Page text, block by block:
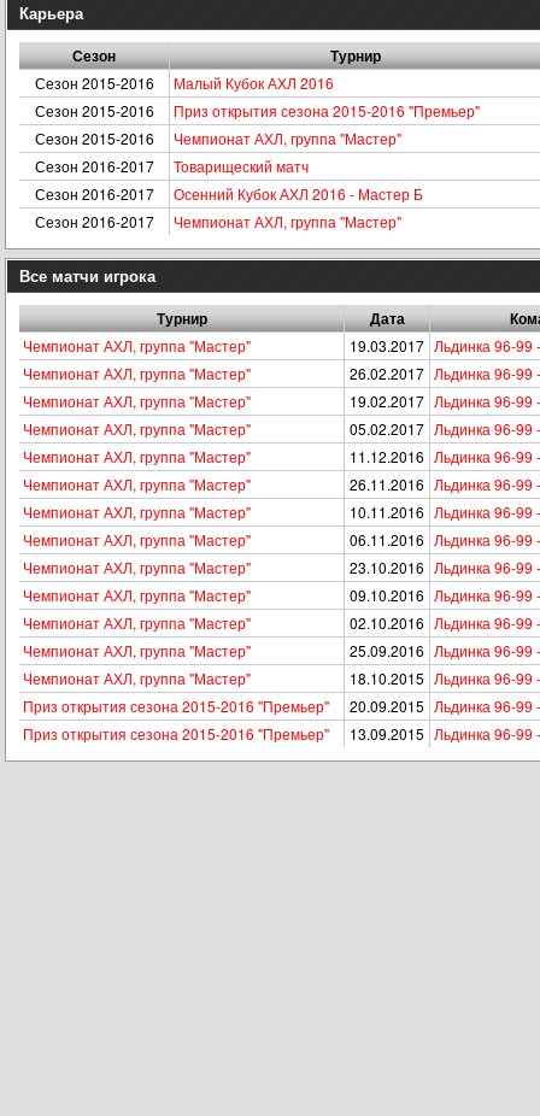
Карьера
Сезон Турнир
Сезон 2015-2016
Малый Кубок АХЛ 2016
Сезон 2015-2016
Приз открытия сезона 2015-2016 "Премьер"
Сезон 2015-2016
Чемпионат АХЛ, группа "Мастер"
Сезон 2016-2017
Товарищеский матч
Сезон 2016-2017
Осенний Кубок АХЛ 2016 - Мастер Б
Сезон 2016-2017
Чемпионат АХЛ, группа "Мастер"
Все матчи игрока
Турнир Дата
Чемпионат АХЛ, группа "Мастер" 19.03.2017 Льдинка 96-99
Чемпионат АХЛ, группа "Мастер"
26.02.2017 Льдинка 96-
Чемпионат АХЛ, группа "Мастер"
19.02.2017 Льдинка 96-99
Чемпионат АХЛ, группа "Мастер"
05.02.2017 Льдинка 96-99
Чемпионат АХЛ, группа "Мастер"
11.12.2016 Льдинка 96-
Чемпионат АХЛ, группа "Мастер"
26.11.2016 Льдинка 96-99
Чемпионат АХЛ, группа "Мастер"
10.11.2016 Льдинка 96-99
Чемпионат АХЛ, группа "Мастер"
06.11.2016 Льдинка 96-99
Чемпионат АХЛ, группа "Мастер"
23.10.2016 Льдинка 96-99
Чемпионат АХЛ, группа "Мастер"
09.10.2016 Льдинка 96-
Чемпионат АХЛ, группа "Мастер"
02.10.2016 Льдинка 96-99
Чемпионат АХЛ, группа "Мастер"
25.09.2016 Льдинка 96-
Чемпионат АХЛ, группа "Мастер"
18.10.2015 Льдинка 96-99
Приз открытия сезона 2015-2016 "Премьер"
20.09.2015 Льдинка 96-99
Приз открытия сезона 2015-2016 "Премьер"
13.09.2015 Льдинка 96-